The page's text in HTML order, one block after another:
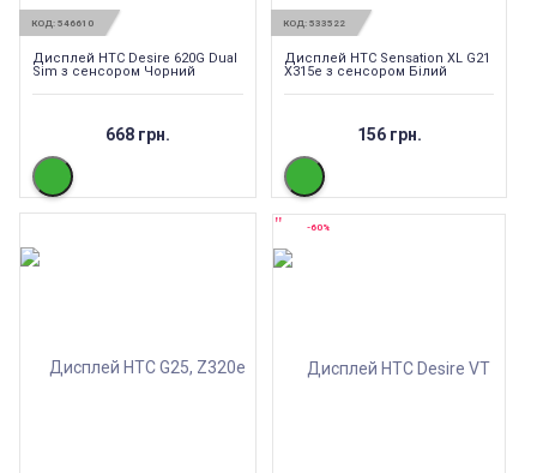
КОД: 546610
Дисплей HTC Desire 620G Dual
Sim з сенсором Чорний
668 грн.
КОД: 533522
Дисплей HTC Sensation XL G21
X315e з сенсором Білий
156 грн.
-60%